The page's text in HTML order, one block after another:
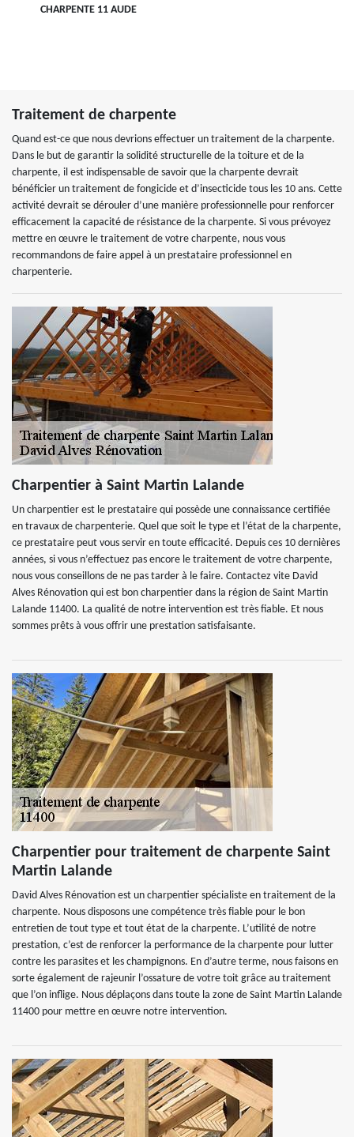
CHARPENTE 11 AUDE
Traitement de charpente
Quand est-ce que nous devrions effectuer un traitement de la charpente.
Dans le but de garantir la solidité structurelle de la toiture et de la
charpente, il est indispensable de savoir que la charpente devrait
bénéficier un traitement de fongicide et d’insecticide tous les 10 ans. Cette
activité devrait se dérouler d’une manière professionnelle pour renforcer
efficacement la capacité de résistance de la charpente. Si vous prévoyez
mettre en œuvre le traitement de votre charpente, nous vous
recommandons de faire appel à un prestataire professionnel en
charpenterie.
Charpentier à Saint Martin Lalande
Un charpentier est le prestataire qui possède une connaissance certifiée
en travaux de charpenterie. Quel que soit le type et l’état de la charpente,
ce prestataire peut vous servir en toute efficacité. Depuis ces 10 dernières
années, si vous n’effectuez pas encore le traitement de votre charpente,
nous vous conseillons de ne pas tarder à le faire. Contactez vite David
Alves Rénovation qui est bon charpentier dans la région de Saint Martin
Lalande 11400. La qualité de notre intervention est très fiable. Et nous
sommes prêts à vous offrir une prestation satisfaisante.
Charpentier pour traitement de charpente Saint
Martin Lalande
David Alves Rénovation est un charpentier spécialiste en traitement de la
charpente. Nous disposons une compétence très fiable pour le bon
entretien de tout type et tout état de la charpente. L’utilité de notre
prestation, c’est de renforcer la performance de la charpente pour lutter
contre les parasites et les champignons. En d’autre terme, nous faisons en
sorte également de rajeunir l’ossature de votre toit grâce au traitement
que l’on inflige. Nous déplaçons dans toute la zone de Saint Martin Lalande
11400 pour mettre en œuvre notre intervention.